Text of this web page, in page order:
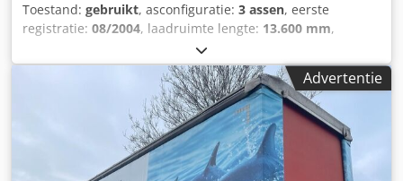
Toestand: gebruikt, asconfiguratie: 3 assen, eerste
registratie: 08/2004, laadruimte lengte: 13.600 mm,
2.480 mm, laadruimtehoogte:
mm, totale lengte:13.900 mm, totale breedte:2.550 mm,
4.000 mm, ophanging:lucht, bandenmaten:
overig, Bouwjaar:2004, Aantal Assen:
3, Eigen gewicht: 6820 kg, Totaalgewicht: 39000 kg, Soort
chassis: Volledig chassis, Vering type: vollucht, Bouwjaar
opbouw: 2004, Schuifdak, Merk as: BPW = Meer informatie
Advertentie